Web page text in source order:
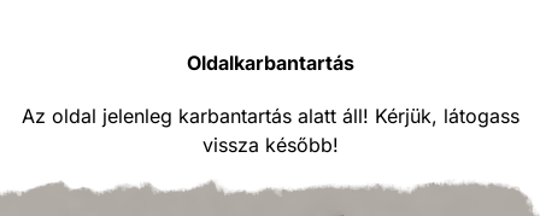
Oldalkarbantartás
Az oldal jelenleg karbantartás alatt áll! Kérjük, látogass
vissza később!